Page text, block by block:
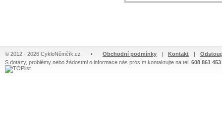
© 2012 - 2026 CykloNěmčík.cz • Obchodní podmínky | Kontakt |
S dotazy, problémy nebo žádostmi o informace nás prosím kontaktujte na tel. 608 861 453